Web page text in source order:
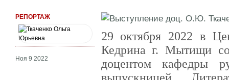
РЕПОРТАЖ
Ноя 9 2022
29 октября 2022 в
Кедрина г. Мытищи
доцентом кафедры
выпускницей